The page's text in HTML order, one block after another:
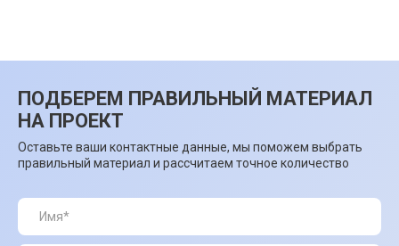
ПОДБЕРЕМ ПРАВИЛЬНЫЙ МАТЕРИАЛ
НА ПРОЕКТ
Оставьте ваши контактные данные, мы поможем выбрать
правильный материал и рассчитаем точное количество